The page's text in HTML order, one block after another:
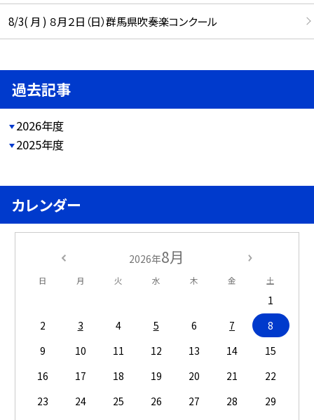
8/3( 月 ) ８月２日（日）群馬県吹奏楽コンクール
過去記事
2026年度
2025年度
カレンダー
2026年8月
日 月 火 水 木 金 土
1
2
3 4 5 6 7
8
9
10 11 12 13 14
15
16
17 18 19 20 21
22
23
24 25 26 27 28
29